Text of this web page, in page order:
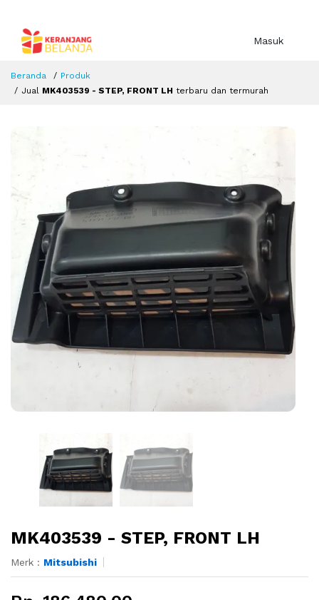
Masuk
Beranda
Produk
Jual MK403539 - STEP, FRONT LH terbaru dan termurah
MK403539 - STEP, FRONT LH
Merk : Mitsubishi